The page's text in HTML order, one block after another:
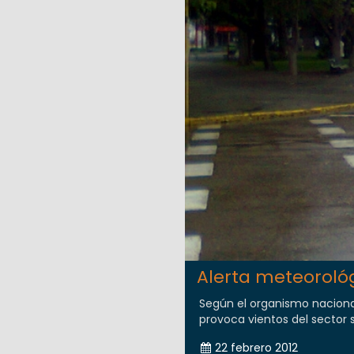
Alerta
Según el organismo
provoca vientos del sector
22 febrero 2012